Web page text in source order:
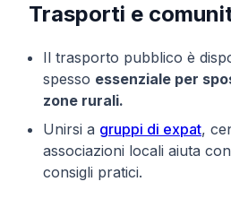
Trasporti e
Il trasporto pubblico è
spesso essenziale per
zone rurali.
Unirsi a gruppi di expat,
associazioni locali aiuta
consigli pratici.